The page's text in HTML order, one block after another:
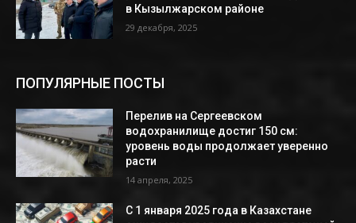
в Кызылжарском районе
29 декабря, 2025
ПОПУЛЯРНЫЕ ПОСТЫ
Перелив на Сергеевском
водохранилище достиг 150 см:
уровень воды продолжает уверенно
расти
14 апреля, 2025
С 1 января 2025 года в Казахстане